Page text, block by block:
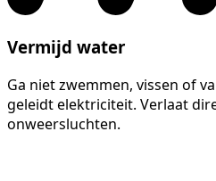
Vermijd water
Ga niet zwemmen, vissen of
geleidt elektriciteit. Verlaat
onweersluchten.